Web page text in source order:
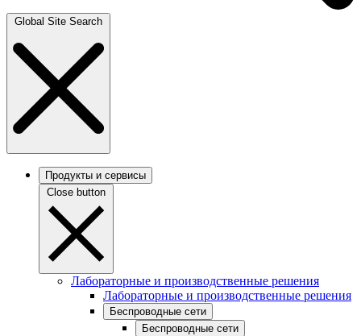
Global Site Search
Продукты и сервисы
Close button
Лабораторные и производственные решения
Лабораторные и производственные решения
Беспроводные сети
Беспроводные сети